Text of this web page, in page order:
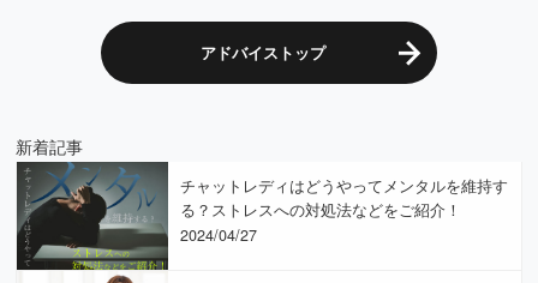
アドバイストップ
新着記事
チャットレディはどうやってメンタルを維持す
る？ストレスへの対処法などをご紹介！
2024/04/27